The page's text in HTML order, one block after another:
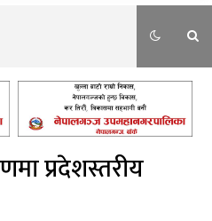
प्रदेशस्तरीय